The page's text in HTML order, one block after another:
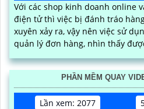
Với các shop kinh doanh online
điện tử thì việc bị đánh tráo
xuyên xảy ra, vậy nên việc sử
quản lý đơn hàng, nhìn thấy
hóa, kèm theo đấy là quy trình
một cách dễ dàng
PHẦN MỀM QUAY
Lần xem: 2077